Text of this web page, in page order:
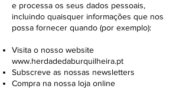
e processa os seus dados pessoais,
incluindo quaisquer informações que nos
possa fornecer quando (por exemplo):
Visita o nosso website
www.herdadedaburquilheira.pt
Subscreve as nossas newsletters
Compra na nossa loja online